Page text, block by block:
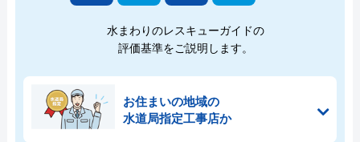
水まわりのレスキューガイドの
評価基準をご説明します。
お住まいの地域の
水道局指定工事店か